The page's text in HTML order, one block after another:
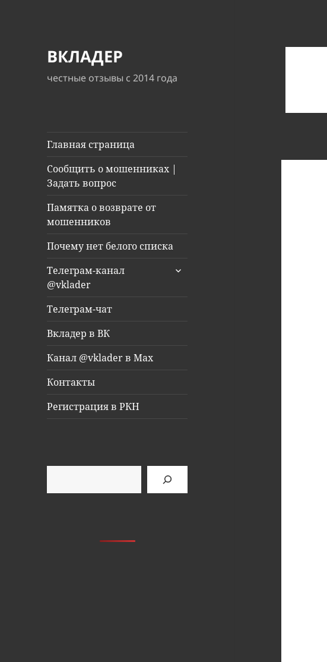
ВКЛАДЕР
честные отзывы с 2014 года
Главная страница
Сообщить о мошенниках |
Задать вопрос
Памятка о возврате от
мошенников
Почему нет белого списка
Телеграм-канал
@vklader
раскрыть
Телеграм-чат
Вкладер в ВК
Канал @vklader в Max
Контакты
Регистрация в РКН